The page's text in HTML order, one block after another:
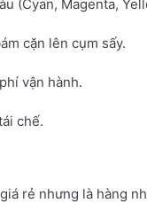
(Cyan, Magenta,
cặn lên cụm sấy.
vận hành.
chế.
rẻ nhưng là hàng